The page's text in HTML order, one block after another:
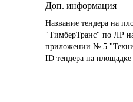
Доп. информация
Название тендера на
"ТимберТранс" по ЛР на
ID тендера на площадке